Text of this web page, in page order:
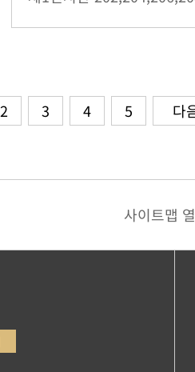
2 3 4 5 다
사이트맵